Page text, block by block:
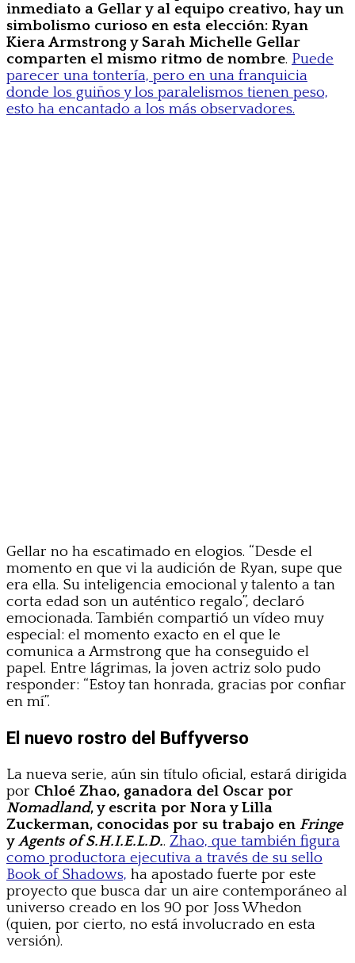
inmediato a Gellar y al equipo creativo, hay un
simbolismo curioso en esta elección: Ryan
Kiera Armstrong y Sarah Michelle Gellar
comparten el mismo ritmo de nombre. Puede
parecer una tontería, pero en una franquicia
donde los guiños y los paralelismos tienen peso,
esto ha encantado a los más observadores.
Gellar no ha escatimado en elogios. “Desde el
momento en que vi la audición de Ryan, supe que
era ella. Su inteligencia emocional y talento a tan
corta edad son un auténtico regalo”, declaró
emocionada. También compartió un vídeo muy
especial: el momento exacto en el que le
comunica a Armstrong que ha conseguido el
papel. Entre lágrimas, la joven actriz solo pudo
responder: “Estoy tan honrada, gracias por confiar
en mí”.
El nuevo rostro del Buffyverso
La nueva serie, aún sin título oficial, estará dirigida
por Chloé Zhao, ganadora del Oscar por
Nomadland, y escrita por Nora y Lilla
Zuckerman, conocidas por su trabajo en Fringe
yAgents of S.H.I.E.L.D.. Zhao, que también figura
como productora ejecutiva a través de su sello
Book of Shadows, ha apostado fuerte por este
proyecto que busca dar un aire contemporáneo al
universo creado en los 90 por Joss Whedon
(quien, por cierto, no está involucrado en esta
versión).